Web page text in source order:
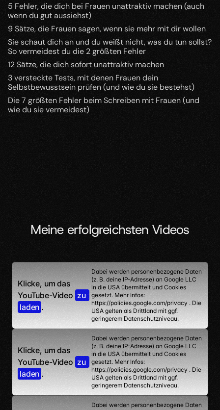
5 Fehler, die dich bei Frauen unattraktiv machen (auch
wenn du gut aussiehst)
9 Sätze, die Frauen sagen, wenn sie mehr mit dir wollen
Sie schaut dich an und du weißt nicht, was du tun sollst?
So vermeidest du die 2 größten Fehler
12 Sätze, die dich sofort unattraktiv machen
3 versteckte Tests, mit denen Frauen dein
Selbstbewusstsein prüfen (und wie du sie bestehst)
Die 7 größten Fehler beim Schreiben mit Frauen (und
wie du sie vermeidest)
Meine erfolgreichsten Videos
Klicke, um das
YouTube-Video zu
laden .
Dabei werden personenbezogene Daten
(z. B. deine IP-Adresse) an Google LLC
in die USA übermittelt und Cookies
gesetzt. Mehr Infos:
https://policies.google.com/privacy . Die
USA gelten als Drittland mit ggf.
geringerem Datenschutzniveau.
Klicke, um das
YouTube-Video zu
laden .
Dabei werden personenbezogene Daten
(z. B. deine IP-Adresse) an Google LLC
in die USA übermittelt und Cookies
gesetzt. Mehr Infos:
https://policies.google.com/privacy . Die
USA gelten als Drittland mit ggf.
geringerem Datenschutzniveau.
Dabei werden personenbezogene Daten